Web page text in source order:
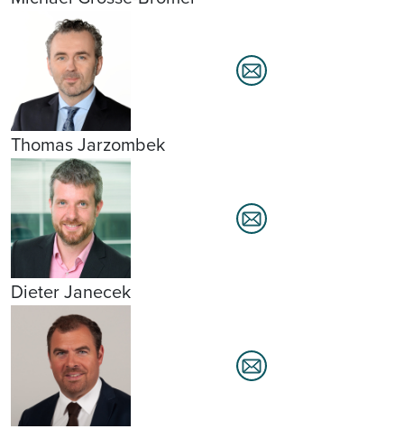
Thomas Jarzombek
Dieter Janecek